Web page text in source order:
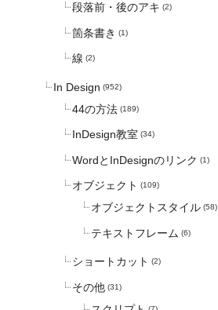
段落前・後のアキ (2)
箇条書き (1)
線 (2)
In Design (952)
44の方法 (189)
InDesign教室 (34)
WordとInDesignのリンク (1)
オブジェクト (109)
オブジェクトスタイル (58)
テキストフレーム (6)
ショートカット (2)
その他 (31)